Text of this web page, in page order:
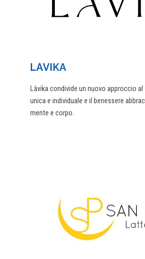
LÀVIKA
Làvika condivide un nuovo approccio
unica e individuale e il benessere
mente e corpo.